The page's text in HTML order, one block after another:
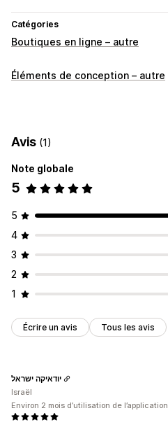
Catégories
Boutiques en ligne – autre
Éléments de conception – autre
Avis (1)
Note globale
5
5
4
3
2
1
Écrire un avis Tous les avis
יודאיקה ישראל
Israël
Environ 2 mois d’utilisation de l’application